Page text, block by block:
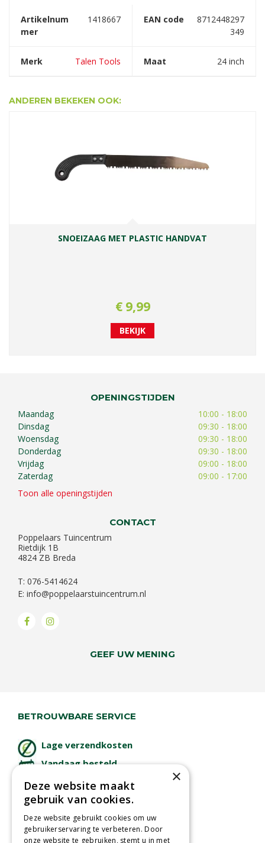
Artikelnum
mer
1418667 EAN code
8712448297
349
Merk Talen Tools Maat 24 inch
ANDEREN BEKEKEN OOK:
SNOEIZAAG MET PLASTIC HANDVAT
€ 9,99
BEKIJK
OPENINGSTIJDEN
Maandag
10:00 - 18:00
Dinsdag
09:30 - 18:00
Woensdag
09:30 - 18:00
Donderdag
09:30 - 18:00
Vrijdag
09:00 - 18:00
Zaterdag
09:00 - 17:00
Toon alle openingstijden
CONTACT
Poppelaars Tuincentrum
Rietdijk 1B
4824 ZB Breda
T: 076-5414624
E: info@poppelaarstuincentrum.nl
GEEF UW MENING
BETROUWBARE SERVICE
Lage verzendkosten
Vandaag besteld
Afhalen in tuincentrum
Betaal veilig
met iDeal - Wero
×
Deze website maakt
gebruik van cookies.
Deze website gebruikt cookies om uw
gebruikerservaring te verbeteren. Door
onze website te gebruiken, stemt u in met